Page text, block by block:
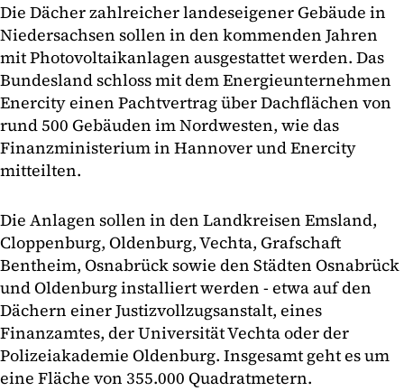
Die Dächer zahlreicher landeseigener Gebäude in
Niedersachsen sollen in den kommenden Jahren
mit Photovoltaikanlagen ausgestattet werden. Das
Bundesland schloss mit dem Energieunternehmen
Enercity einen Pachtvertrag über Dachflächen von
rund 500 Gebäuden im Nordwesten, wie das
Finanzministerium in Hannover und Enercity
mitteilten.
Die Anlagen sollen in den Landkreisen Emsland,
Cloppenburg, Oldenburg, Vechta, Grafschaft
Bentheim, Osnabrück sowie den Städten Osnabrück
und Oldenburg installiert werden - etwa auf den
Dächern einer Justizvollzugsanstalt, eines
Finanzamtes, der Universität Vechta oder der
Polizeiakademie Oldenburg. Insgesamt geht es um
eine Fläche von 355.000 Quadratmetern.